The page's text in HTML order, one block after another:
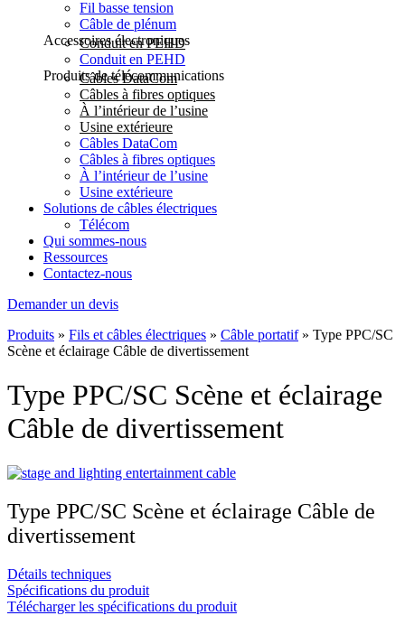
Fil basse tension
Câble de plénum
Accessoires électroniques
Conduit en PEHD
Conduit en PEHD
Produits de télécommunications
Câbles DataCom
Câbles à fibres optiques
À l’intérieur de l’usine
Usine extérieure
Câbles DataCom
Câbles à fibres optiques
À l’intérieur de l’usine
Usine extérieure
Solutions de câbles électriques
Télécom
Qui sommes-nous
Ressources
Contactez-nous
Demander un devis
Produits » Fils et câbles électriques » Câble portatif» Type PPC/SC
Scène et éclairage Câble de divertissement
Type PPC/SC Scène et éclairage
Câble de divertissement
Type PPC/SC Scène et éclairage Câble de
divertissement
Détails techniques
Spécifications du produit
Télécharger les spécifications du produit